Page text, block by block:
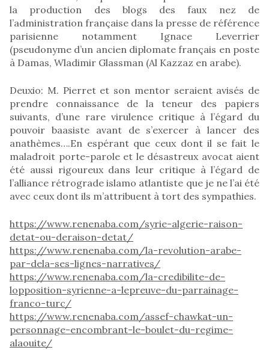
la production des blogs des faux nez de
l’administration française dans la presse de référence
parisienne notamment Ignace Leverrier
(pseudonyme d’un ancien diplomate français en poste
à Damas, Wladimir Glassman (Al Kazzaz en arabe).
Deuxio: M. Pierret et son mentor seraient avisés de
prendre connaissance de la teneur des papiers
suivants, d’une rare virulence critique à l’égard du
pouvoir baasiste avant de s’exercer à lancer des
anathèmes….En espérant que ceux dont il se fait le
maladroit porte-parole et le désastreux avocat aient
été aussi rigoureux dans leur critique à l’égard de
l’alliance rétrograde islamo atlantiste que je ne l’ai été
avec ceux dont ils m’attribuent à tort des sympathies.
https://www.renenaba.com/syrie-algerie-raison-
detat-ou-deraison-detat/
https://www.renenaba.com/la-revolution-arabe-
par-dela-ses-lignes-narratives/
https://www.renenaba.com/la-credibilite-de-
lopposition-syrienne-a-lepreuve-du-parrainage-
franco-turc/
https://www.renenaba.com/assef-chawkat-un-
personnage-encombrant-le-boulet-du-regime-
alaouite/